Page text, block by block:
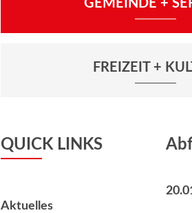
GEMEINDE +
FREIZEIT +
QUICK LINKS
Aktuelles